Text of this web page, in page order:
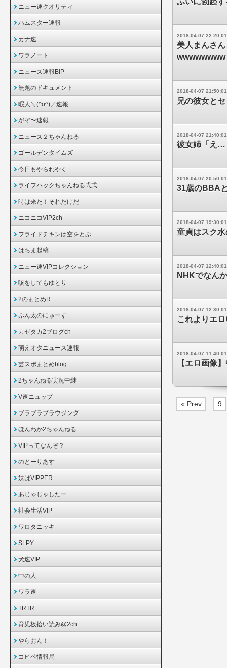
2018-04-07 22:20:01
美人まんさ
wwwwwwww
2018-04-07 21:50:01
兄の彼女と
2018-04-07 21:40:01
彼女姉「え…
2018-04-07 20:50:01
31歳のBBA
2018-04-07 19:30:01
童貞はスク
2018-04-07 12:40:01
NHKでなん
2018-04-07 12:30:01
これよりエ
2018-04-07 11:40:01
【エロ画像
« Prev 9
ニュー速クオリティ
ハムスター速報
カナ速
ワラノート
ニュース速報BIP
無題のドキュメント
暇人＼(^o^)／速報
がぞ〜速報
ニュース２ちゃんねる
ゴールデンタイムズ
今日もやられやく
ライフハックちゃんねる弐式
時は来た！それだけだ
ニコニコVIP2ch
フライドチキンは空をとぶ
はちま起稿
ニュー速VIPコレクション
咳をしてもゆとり
2のまとめR
ぷん太のにゅーす
カゼタカ2ブログch
萌えオタニュース速報
芸スポまとめblog
2ちゃんねる実況中継
V速ニュップ
ブラブラブラウジング
ほんわか2ちゃんねる
VIPってなんぞ？
のとーりあす
妹はVIPPER
あじゃじゃしたー
社会生活VIP
ワロタニッキ
SLPY
犬速VIP
中の人
ワラ速
TRTR
育児板拾い読み@2ch+
やらおん！
コピペ情報局